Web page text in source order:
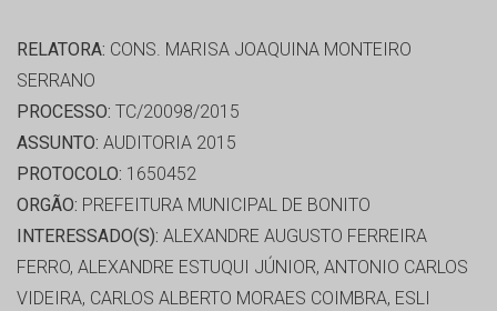
RELATORA: CONS. MARISA JOAQUINA MONTEIRO
SERRANO
PROCESSO: TC/20098/2015
ASSUNTO: AUDITORIA 2015
PROTOCOLO: 1650452
ORGÃO: PREFEITURA MUNICIPAL DE BONITO
INTERESSADO(S): ALEXANDRE AUGUSTO FERREIRA
FERRO, ALEXANDRE ESTUQUI JÚNIOR, ANTONIO CARLOS
VIDEIRA, CARLOS ALBERTO MORAES COIMBRA, ESLI